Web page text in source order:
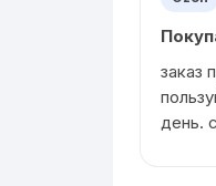
заказ
день.